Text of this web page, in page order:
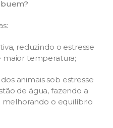
reduzindo o estresse
maior temperatura;
animais sob estresse
de água, fazendo a
o equilíbrio